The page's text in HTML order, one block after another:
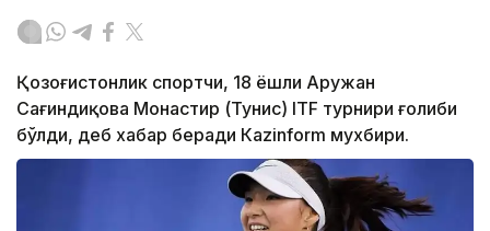
Қозоғистонлик спортчи, 18 ёшли Аружан
Сағиндиқова Монастир (Тунис) ITF турнири ғолиби
бўлди, деб хабар беради Каzinform мухбири.